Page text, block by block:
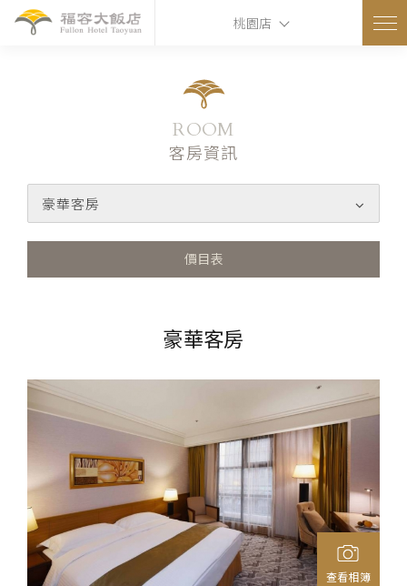
桃園店
ROOM
客房資訊
豪華客房
價目表
豪華客房
查看相簿